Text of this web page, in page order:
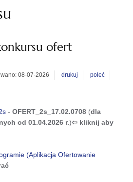
ofert
08-07-2026 drukuj
poleć
- OFERT_2s_17.02.0708 (dla
od 01.04.2026 r.)⇦ kliknij aby
(Aplikacja Ofertowanie